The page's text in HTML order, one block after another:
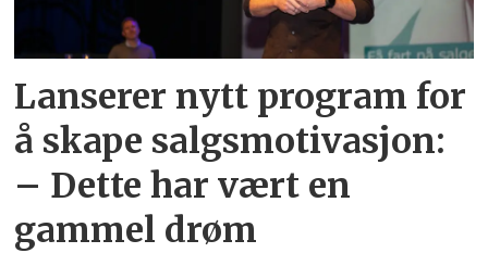
Lanserer nytt program for
å skape salgsmotivasjon:
– Dette har vært en
gammel drøm